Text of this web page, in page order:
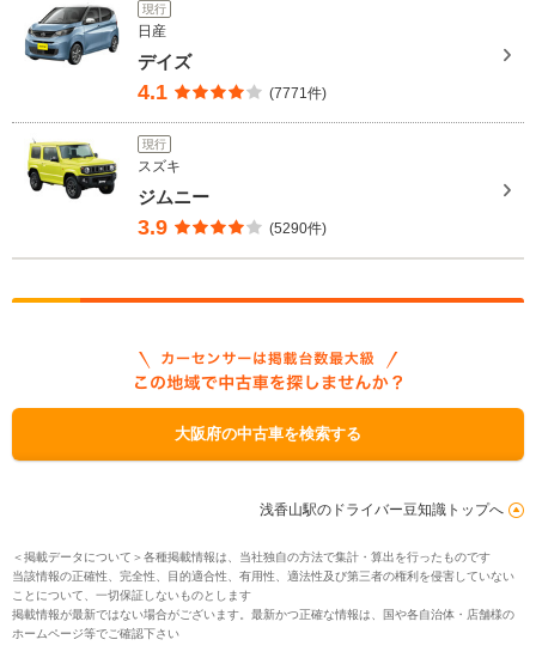
現行
日産
デイズ
4.1 (7771件)
現行
スズキ
ジムニー
3.9 (5290件)
大阪府の中古車を検索する
浅香山駅のドライバー豆知識トップへ
＜掲載データについて＞各種掲載情報は、当社独自の方法で集計・算出を行ったものです
当該情報の正確性、完全性、目的適合性、有用性、適法性及び第三者の権利を侵害していない
ことについて、一切保証しないものとします
掲載情報が最新ではない場合がございます。最新かつ正確な情報は、国や各自治体・店舗様の
ホームページ等でご確認下さい